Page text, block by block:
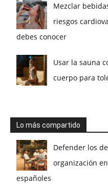
Mezclar
riesgos
debes conocer
Usar la sauna
cuerpo para
Lo más compartido
Defender los
organización
españoles